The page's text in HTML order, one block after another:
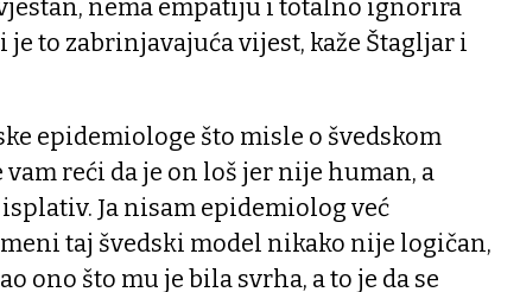
nema empatiju i totalno ignorira
to zabrinjavajuća vijest, kaže Štagljar i
epidemiologe što misle o švedskom
reći da je on loš jer nije human, a
Ja nisam epidemiolog već
taj švedski model nikako nije logičan,
ono što mu je bila svrha, a to je da se